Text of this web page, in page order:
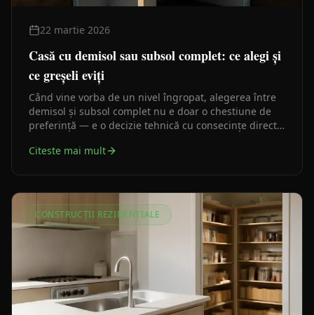
22 martie 2026
Casă cu demisol sau subsol complet: ce alegi și
ce greșeli eviți
Când vine vorba de un nivel îngropat, alegerea între
demisol și subsol complet nu e doar o chestiune de
preferință — e o decizie tehnică cu consecințe directe
lung.
Citeste mai mult
CONSTRUCȚII REZIDENȚIALE